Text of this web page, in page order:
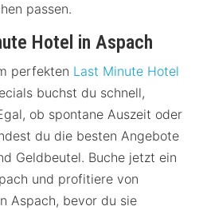
passen.
Hotel in Aspach
perfekten Last Minute Hotel
buchst du schnell,
ob spontane Auszeit oder
du die besten Angebote
Geldbeutel. Buche jetzt ein
und profitiere von
Aspach, bevor du sie